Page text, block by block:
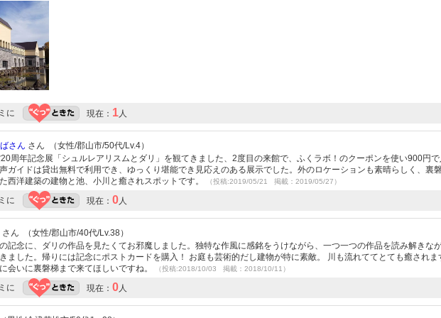
に 現在： 1人
さん さん （女性/郡山市/50代/Lv.4）
周年記念展「シュルレアリスムとダリ」を観てきました、2度目の来館で、ふくラボ！のクーポンを使い900円
ガイドは貸出無料で利用でき、ゆっくり堪能でき見応えのある展示でした。外のロケーションも素晴らしく、裏
西洋建築の建物と池、小川と癒されスポットです。
（投稿:2019/05/21 掲載：2019/05/27）
に 現在： 0人
さん （女性/郡山市/40代/Lv.38）
記念に、ダリの作品を見たくてお邪魔しました。独特な作風に感銘をうけながら、一つ一つの作品を読み解きな
ました。帰りには記念にポストカードを購入！ お庭も芸術的だし建物が特に素敵。 川も流れててとても癒されま
会いに裏磐梯まで来てほしいですね。
（投稿:2018/10/03 掲載：2018/10/11）
に 現在： 0人